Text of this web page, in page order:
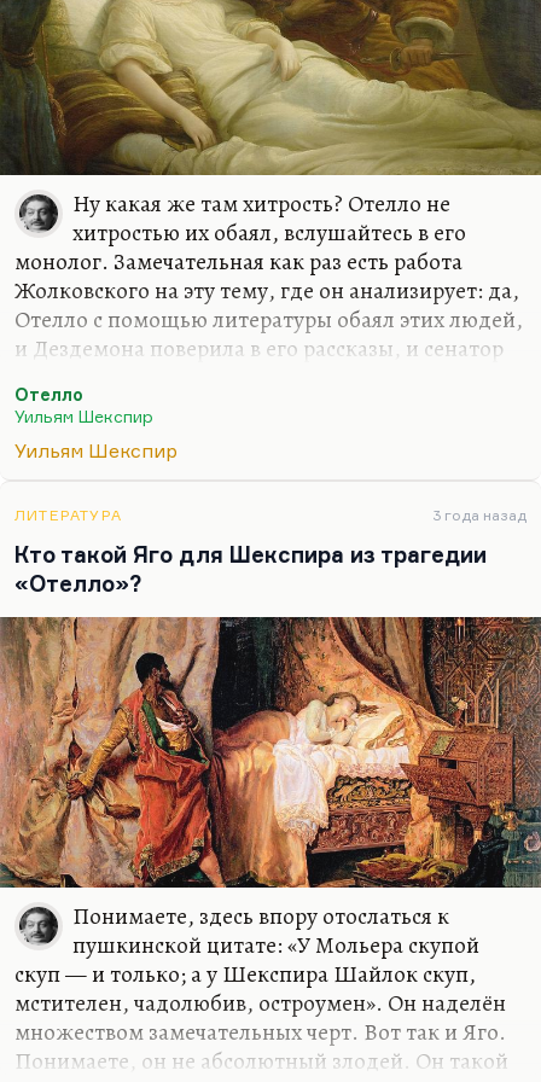
Ну какая же там хитрость? Отелло не
хитростью их обаял, вслушайтесь в его
монолог. Замечательная как раз есть работа
Жолковского на эту тему, где он анализирует: да,
Отелло с помощью литературы обаял этих людей,
и Дездемона поверила в его рассказы, и сенатор
если угодно, в таком новом документализме — в
абсолютной непосредственности и простоте, и
все его обаяние — это обаяние крайней прямоты.
известной речи, если бы он стал хитрить, как
классические хитрецы Шекспира, как тот же Яго,
то тогда он был бы немедленно разоблачен. Но
он берет как раз абсолютной прямотой, силой,
цельностью личности. Он, как и говорит…
Отелло
Уильям Шекспир
Уильям Шекспир
ЛИТЕРАТУРА 3 года назад
Кто такой Яго для Шекспира из трагедии
«Отелло»?
Понимаете, здесь впору отослаться к
пушкинской цитате: «У Мольера скупой
скуп — и только; а у Шекспира Шайлок скуп,
мстителен, чадолюбив, остроумен». Он наделён
множеством замечательных черт. Вот так и Яго.
Понимаете, он не абсолютный злодей. Он такой